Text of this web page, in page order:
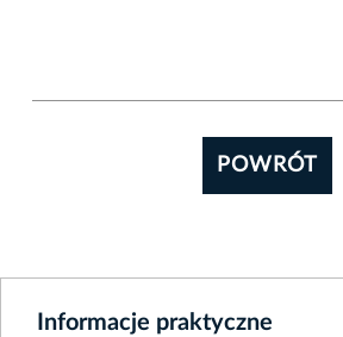
POWRÓT
Informacje praktyczne